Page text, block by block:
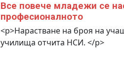
Все повече младежи се
професионалното
<p>Нарастване на броя на
училища отчита НСИ. </p>